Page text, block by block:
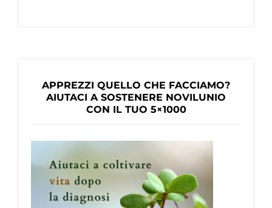
APPREZZI QUELLO CHE FACCIAMO?
AIUTACI A SOSTENERE NOVILUNIO
CON IL TUO 5×1000